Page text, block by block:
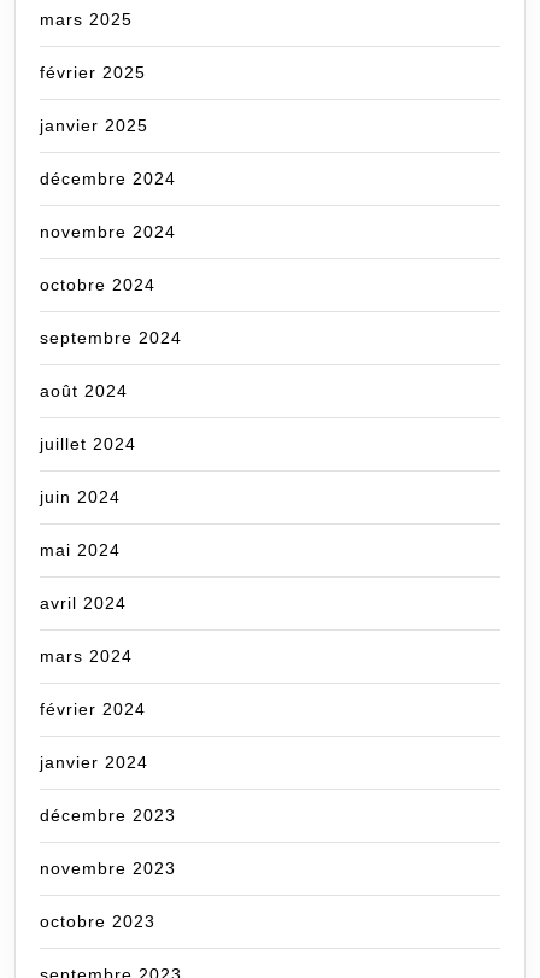
mars 2025
février 2025
janvier 2025
décembre 2024
novembre 2024
octobre 2024
septembre 2024
août 2024
juillet 2024
juin 2024
mai 2024
avril 2024
mars 2024
février 2024
janvier 2024
décembre 2023
novembre 2023
octobre 2023